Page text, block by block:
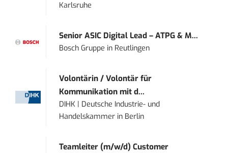
Karlsruhe
Senior ASIC Digital Lead – ATPG & M...
Bosch Gruppe in Reutlingen
Volontärin / Volontär für
Kommunikation mit d...
DIHK | Deutsche Industrie- und
Handelskammer in Berlin
Teamleiter (m/w/d) Customer